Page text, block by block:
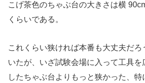
こげ茶色のちゃぶ台の大きさは横
くらいである。
これくらい狭ければ本番も大丈夫だろ
いたが、いざ試験会場に入って工具を
したちゃぶ台よりもっと狭かった、特